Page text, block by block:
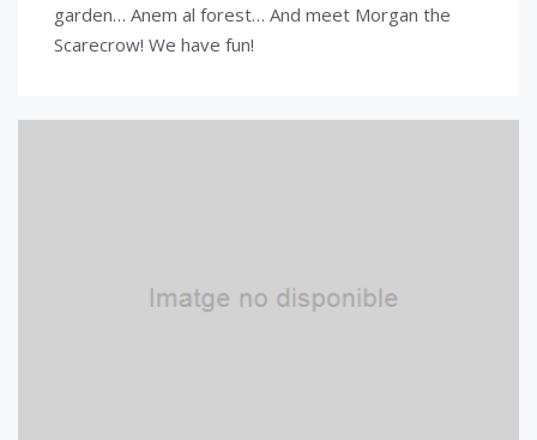
garden… Anem al forest… And meet Morgan the
Scarecrow! We have fun!